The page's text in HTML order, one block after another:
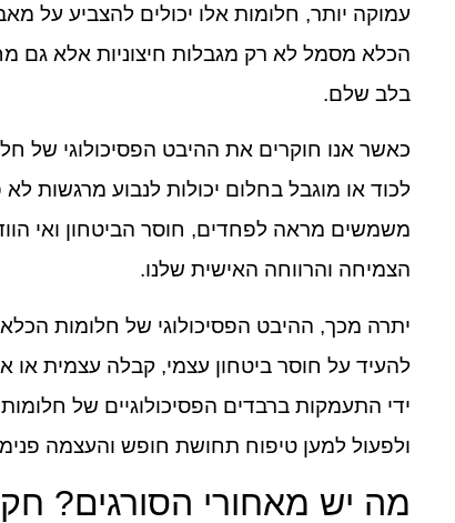
עמוקה יותר, חלומות אלו יכולים להצביע על
הכלא מסמל לא רק מגבלות חיצוניות אלא גם
בלב שלם.
כאשר אנו חוקרים את ההיבט הפסיכולוגי של
לכוד או מוגבל בחלום יכולות לנבוע מרגשות
משמשים מראה לפחדים, חוסר הביטחון ואי
הצמיחה והרווחה האישית שלנו.
יתרה מכך, ההיבט הפסיכולוגי של חלומות
להעיד על חוסר ביטחון עצמי, קבלה עצמית או
ידי התעמקות ברבדים הפסיכולוגיים של
ולפעול למען טיפוח תחושת חופש והעצמה
מה יש מאחורי הסורגים?